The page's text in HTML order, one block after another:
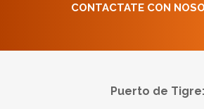
CONTACTATE CON
Puerto de Tigre: